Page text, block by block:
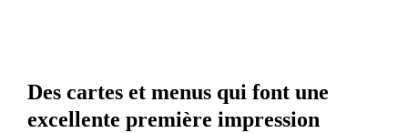
Des cartes et menus qui font une
excellente première impression